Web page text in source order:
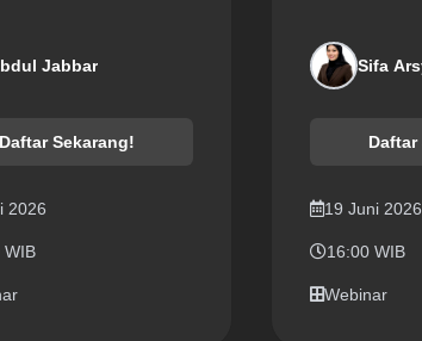
Jabbar
Daftar Sekarang!
2026
WIB
Sifa
Daftar
19 Juni 2026
16:00 WIB
Webinar